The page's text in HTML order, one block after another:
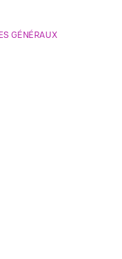
GÉNÉRAUX